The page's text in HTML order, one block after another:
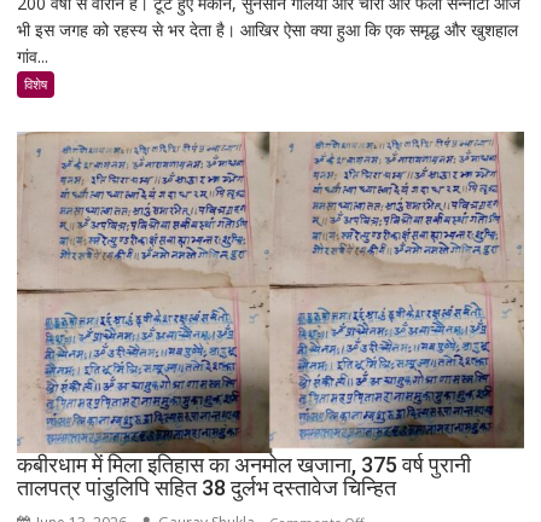
रात
गाँव!
200
साल
बाद
भी
क्यों
बसा
राजस्थान
का
सबसे
रहस्यमयी
गांव?
भी इस जगह को रहस्य से भर देता है। आखिर ऐसा क्या हुआ कि एक समृद्ध और खुशहाल
गांव...
विशेष
कबीरधाम में मिला इतिहास का अनमोल खजाना, 375 वर्ष पुरानी
तालपत्र पांडुलिपि सहित 38 दुर्लभ दस्तावेज चिन्हित